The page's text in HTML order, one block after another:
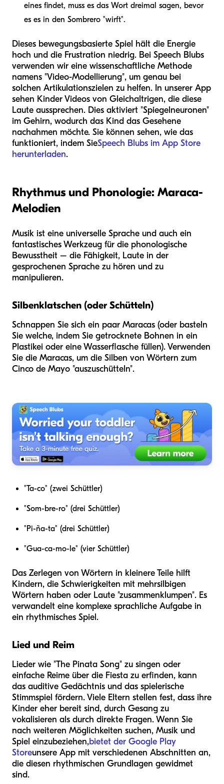
eines findet, muss es das Wort dreimal sagen, bevor
es es in den Sombrero "wirft".
Dieses bewegungsbasierte Spiel hält die Energie
hoch und die Frustration niedrig. Bei Speech Blubs
verwenden wir eine wissenschaftliche Methode
namens "Video-Modellierung", um genau bei
solchen Artikulationszielen zu helfen. In unserer App
sehen Kinder Videos von Gleichaltrigen, die diese
Laute aussprechen. Dies aktiviert "Spiegelneuronen"
im Gehirn, wodurch das Kind das Gesehene
nachahmen möchte. Sie können sehen, wie das
funktioniert, indem SieSpeech Blubs im App Store
herunterladen.
Rhythmus und Phonologie: Maraca-
Melodien
Musik ist eine universelle Sprache und auch ein
fantastisches Werkzeug für die phonologische
Bewusstheit – die Fähigkeit, Laute in der
gesprochenen Sprache zu hören und zu
manipulieren.
Silbenklatschen (oder Schütteln)
Schnappen Sie sich ein paar Maracas (oder basteln
Sie welche, indem Sie getrocknete Bohnen in ein
Plastikei oder eine Wasserflasche füllen). Verwenden
Sie die Maracas, um die Silben von Wörtern zum
Cinco de Mayo "auszuschütteln".
"Ta-co" (zwei Schüttler)
"Som-bre-ro" (drei Schüttler)
"Pi-ña-ta" (drei Schüttler)
"Gua-ca-mo-le" (vier Schüttler)
Das Zerlegen von Wörtern in kleinere Teile hilft
Kindern, die Schwierigkeiten mit mehrsilbigen
Wörtern haben oder Laute "zusammenklumpen". Es
verwandelt eine komplexe sprachliche Aufgabe in
ein rhythmisches Spiel.
Lied und Reim
Lieder wie "The Pinata Song" zu singen oder
einfache Reime über die Fiesta zu erfinden, kann
das auditive Gedächtnis und das spielerische
Stimmspiel fördern. Viele Eltern stellen fest, dass ihre
Kinder eher bereit sind, durch Gesang zu
vokalisieren als durch direkte Fragen. Wenn Sie
nach weiteren Möglichkeiten suchen, Musik und
Spiel einzubeziehen,bietet der Google Play
Storeunsere App mit verschiedenen Abschnitten an,
die diesen rhythmischen Grundlagen gewidmet
sind.